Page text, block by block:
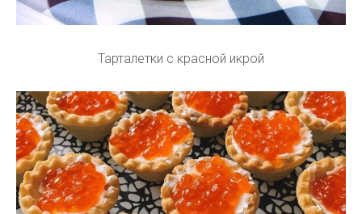
Тарталетки с красной икрой